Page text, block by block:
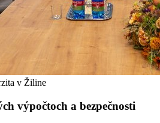
v Žiline
výpočtoch a bezpečnosti